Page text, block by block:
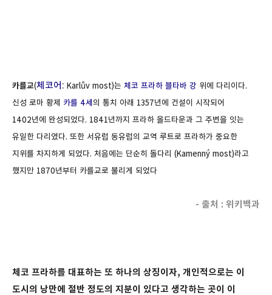
카를교(체코어: Karlův most)는 체코 프라하 블타바 강 위에 다리이다.
신성 로마 황제 카를 4세의 통치 아래 1357년에 건설이 시작되어
1402년에 완성되었다. 1841년까지 프라하 올드타운과 그 주변을 잇는
유일한 다리였다. 또한 서유럽 동유럽의 교역 루트로 프라하가 중요한
지위를 차지하게 되었다. 처음에는 단순히 돌다리 (Kamenný most)라고
했지만 1870년부터 카를교로 불리게 되었다
- 출처 : 위키백과
체코 프라하를 대표하는 또 하나의 상징이자, 개인적으로는 이
도시의 낭만에 절반 정도의 지분이 있다고 생각하는 곳이 이